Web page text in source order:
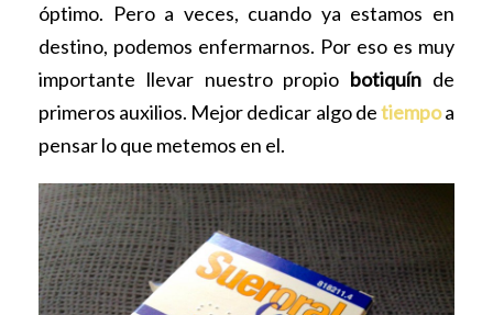
óptimo. Pero a veces, cuando ya estamos en
destino, podemos enfermarnos. Por eso es muy
importante llevar nuestro propio botiquín de
primeros auxilios. Mejor dedicar algo detiempoa
pensar lo que metemos en el.